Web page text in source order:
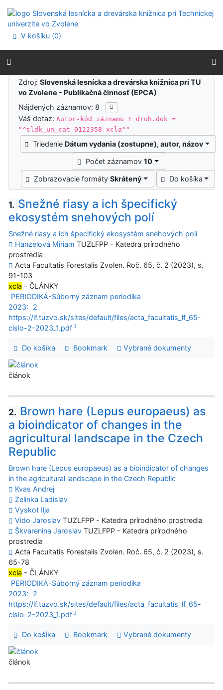
Prejsť na menu
Prehlásenie o webovej prístupnosti
V košíku (0)
Výsledky vyhľadávania
Zdroj:Slovenská lesnícka a drevárska knižnica pri TU
vo Zvolene - Publikačná činnosť (EPCA)
Nájdených záznamov: 8
Váš dotaz:Autor-kód záznamu + druh.dok =
"^sldk_un_cat 0122358 xcla^"
Triedenie Dátum vydania (zostupne), autor, názov
Počet záznamov10
Zobrazovacie formátySkrátený Do košíka
1. Snežné riasy a ich špecifický
ekosystém snehových polí
Snežné riasy a ich špecifický ekosystém snehových polí
Hanzelová Miriam TUZLFPP - Katedra prírodného
prostredia
Acta Facultatis Forestalis Zvolen. Roč. 65, č. 2 (2023), s.
91-103
xcla - ČLÁNKY
PERIODIKÁ-Súborný záznam periodika
2023:
2
https://lf.tuzvo.sk/sites/default/files/acta_facultatis_lf_65-
cislo-2-2023_1.pdf
Do košíka Bookmark Vybrané dokumenty
článok
2. Brown hare (Lepus europaeus) as
a bioindicator of changes in the
agricultural landscape in the Czech
Republic
Brown hare (Lepus europaeus) as a bioindicator of changes
in the agricultural landscape in the Czech Republic
Kvas Andrej
Zelinka Ladislav
Vyskot Ilja
Vido Jaroslav TUZLFPP - Katedra prírodného prostredia
Škvarenina Jaroslav TUZLFPP - Katedra prírodného
prostredia
Acta Facultatis Forestalis Zvolen. Roč. 65, č. 2 (2023), s.
65-78
xcla - ČLÁNKY
PERIODIKÁ-Súborný záznam periodika
2023:
2
https://lf.tuzvo.sk/sites/default/files/acta_facultatis_lf_65-
cislo-2-2023_1.pdf
Do košíka Bookmark Vybrané dokumenty
článok